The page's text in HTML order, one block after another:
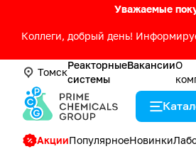
Уважаемые
Коллеги, добрый день!
Томск
Реакторные
системы
ВакансииО
АкцииПопулярноеНовинки